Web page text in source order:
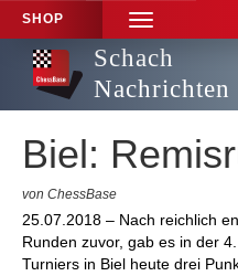
SHOP
TOGGLE
NAVIGATION
Schach
Nachrichten
Biel:
von ChessBase
25.07.2018 – Nach reichlich
Runden zuvor, gab es in der
Turniers in Biel heute drei